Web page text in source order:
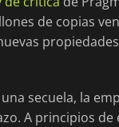
de copias
secuela, la
A principios